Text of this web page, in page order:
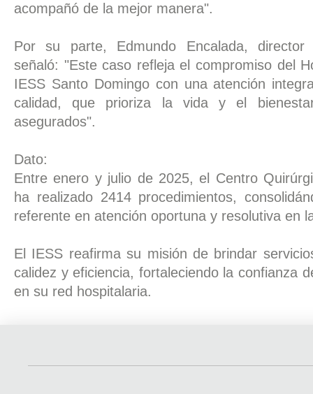
acompañó de la mejor manera".
Por su parte, Edmundo Encalada, director
señaló: "Este caso refleja el compromiso del
IESS Santo Domingo con una atención
calidad, que prioriza la vida y el
asegurados".
Dato:
Entre enero y julio de 2025, el Centro
ha realizado 2414 procedimientos,
referente en atención oportuna y resolutiva en
El IESS reafirma su misión de brindar
calidez y eficiencia, fortaleciendo la confianza
en su red hospitalaria.